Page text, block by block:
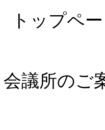
トップペ
会議所のご